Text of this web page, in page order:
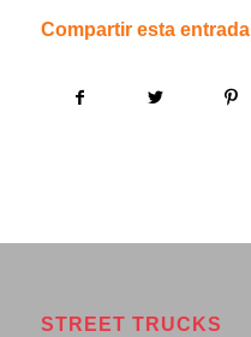
Compartir esta entrada
STREET TRUCKS